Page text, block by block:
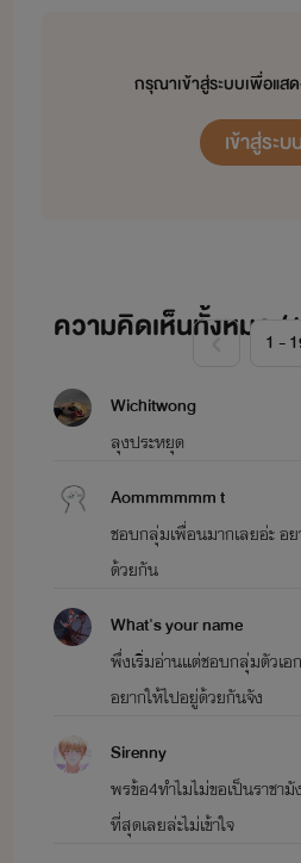
3 นิยายชุด Project Love Music
4. นิยายชุด Color The
กรุณาเข้าสู่ระบบเพื่อแส
เข้าสู่ระบ
ความคิดเห็นทั้งหมด (
Wichitwong
ลุงประหยุด
Aommmmmm t
ชอบกลุ่มเพื่อนมากเลยอ่ะ อ
ด้วยกัน
What's your name
พึ่งเริ่มอ่านแต่ชอบกลุ่มตัวเอ
อยากให้ไปอยู่ด้วยกันจัง
Sirenny
พรข้อ4ทำไมไม่ขอเป็นราชามั
ที่สุดเลยล่ะไม่เข้าใจ